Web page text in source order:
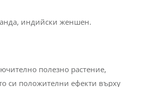
полезно растение,
си положителни ефекти върху